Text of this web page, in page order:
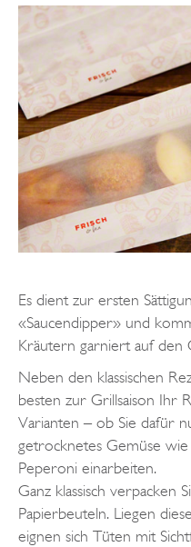
Es dient zur ersten
«Saucendipper» und
Kräutern garniert auf den
Neben den klassischen
besten zur Grillsaison Ihr
Varianten – ob Sie dafür
getrocknetes Gemüse
Peperoni einarbeiten.
Ganz klassisch verpacken
Papierbeuteln. Liegen
eignen sich Tüten mit